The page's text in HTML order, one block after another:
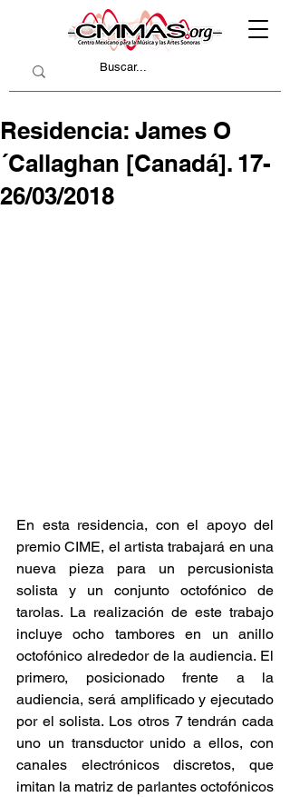
Residencia: James O
´Callaghan [Canadá]. 17-
26/03/2018
En esta residencia, con el apoyo del
premio CIME, el artista trabajará en una
nueva pieza para un percusionista
solista y un conjunto octofónico de
tarolas. La realización de este trabajo
incluye ocho tambores en un anillo
octofónico alrededor de la audiencia. El
primero, posicionado frente a la
audiencia, será amplificado y ejecutado
por el solista. Los otros 7 tendrán cada
uno un transductor unido a ellos, con
canales electrónicos discretos, que
imitan la matriz de parlantes octofónicos